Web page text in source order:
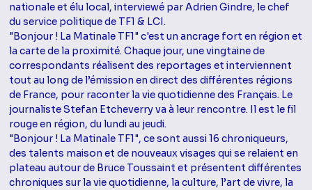
nationale et élu local, interviewé par Adrien Gindre, le chef
du service politique de TF1 & LCI.
"Bonjour ! La Matinale TF1" c'est un ancrage fort en région et
la carte de la proximité. Chaque jour, une vingtaine de
correspondants réalisent des reportages et interviennent
tout au long de l’émission en direct des différentes régions
de France, pour raconter la vie quotidienne des Français. Le
journaliste Stefan Etcheverry va à leur rencontre. Il est le fil
rouge en région, du lundi au jeudi.
"Bonjour ! La Matinale TF1", ce sont aussi 16 chroniqueurs,
des talents maison et de nouveaux visages qui se relaient en
plateau autour de Bruce Toussaint et présentent différentes
chroniques sur la vie quotidienne, la culture, l’art de vivre, la